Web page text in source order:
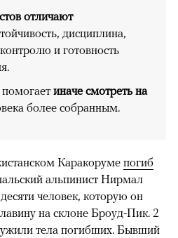
отличают
дисциплина,
и готовность
иначе смотреть на
более собранным.
Каракоруме погиб
альпинист Нирмал
человек, которую он
на склоне Броуд-Пик. 2
тела погибших. Бывший